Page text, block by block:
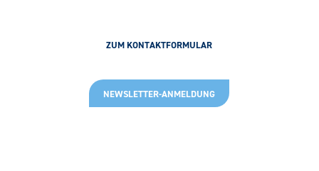
ZUM KONTAKTFORMULAR
NEWSLETTER-ANMELDUNG